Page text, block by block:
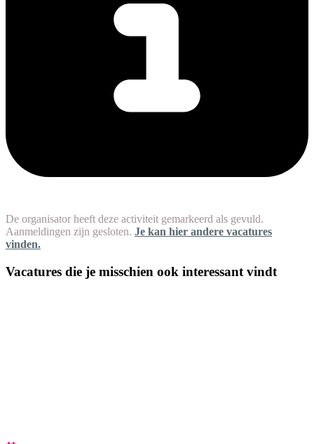
De organisator heeft deze activiteit gemarkeerd als gevuld.
Aanmeldingen zijn gesloten. Je kan hier andere vacatures
vinden.
Vacatures die je misschien ook interessant vindt